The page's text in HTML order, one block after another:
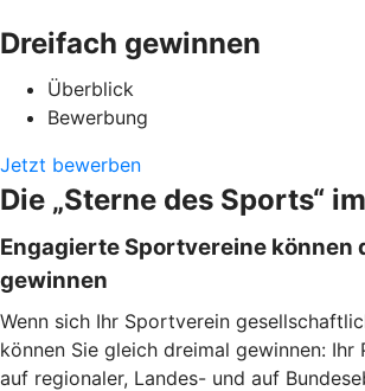
Dreifach gewinnen
Überblick
Bewerbung
Jetzt bewerben
Die „Sterne des Sports“
Engagierte Sportvereine können
gewinnen
Wenn sich Ihr Sportverein
können Sie gleich dreimal gewinnen: Ihr
auf regionaler, Landes- und auf